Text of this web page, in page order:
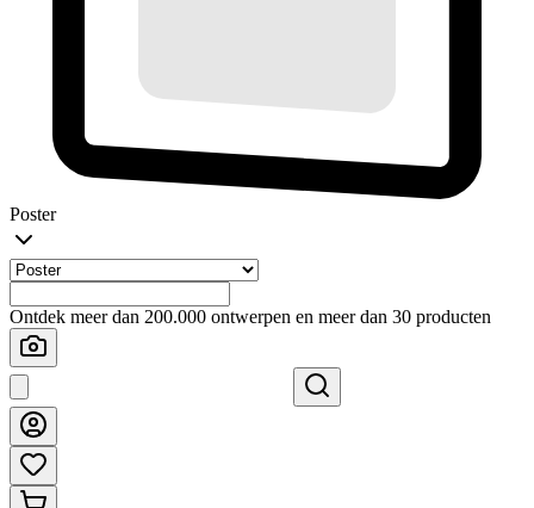
Poster
Ontdek meer dan 200.000 ontwerpen en meer dan 30 producten